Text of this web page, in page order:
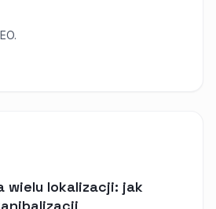
wielu lokalizacji: jak